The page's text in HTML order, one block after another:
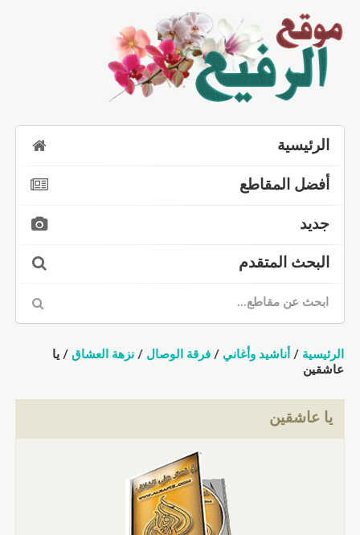
الرئيسية
أفضل المقاطع
جديد
البحث المتقدم
الرئيسية / أناشيد وأغاني / فرقة الوصال / نزهة العشاق / يا
عاشقين
يا عاشقين